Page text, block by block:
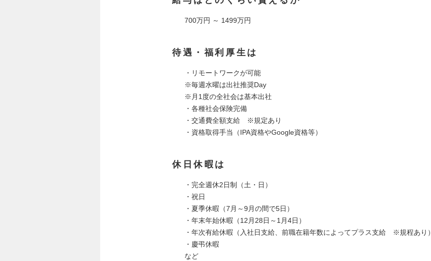
700万円 ～ 1499万円
待遇・福利厚生は
・リモートワークが可能
※毎週水曜は出社推奨Day
※月1度の全社会は基本出社
・各種社会保険完備
・交通費全額支給 ※規定あり
・資格取得手当（IPA資格やGoogle資格等）
休日休暇は
・完全週休2日制（土・日）
・祝日
・夏季休暇（7月～9月の間で5日）
・年末年始休暇（12月28日～1月4日）
・年次有給休暇（入社日支給、前職在籍年数によってプラス支給 ※規程あり）
・慶弔休暇
など